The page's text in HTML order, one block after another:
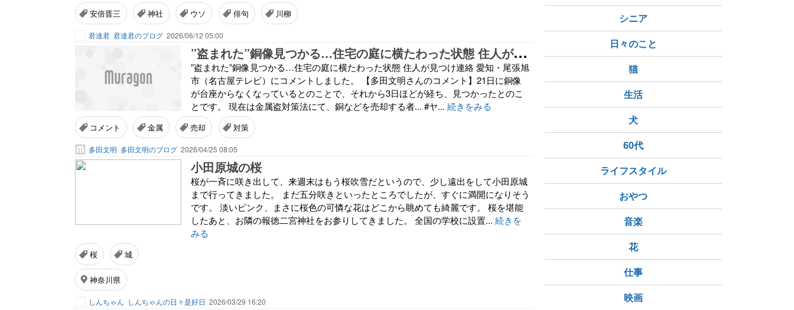
安倍晋三 神社 ウソ 俳句 川柳
君達君 君達君のブログ 2026/06/12 05:00
”
盗まれた”銅像見つかる…住宅の庭に横たわった状態 住人が見つけ連絡 愛知・尾張旭市（名古屋テレビ）にコメントしました。
”盗まれた”銅像見つかる…住宅の庭に横たわった状態 住人が見つけ連絡 愛知・尾張旭
市（名古屋テレビ）にコメントしました。 【多田文明さんのコメント】21日に銅像
が台座からなくなっているとのことで、それから3日ほどが経ち、見つかったとのこ
とです。 現在は金属盗対策法にて、銅などを売却する者... #ヤ... 続きをみる
コメント 金属 売却 対策
多田文明 多田文明のブログ 2026/04/25 08:05
小田原城の桜
桜が一斉に咲き出して、来週末はもう桜吹雪だというので、少し遠出をして小田原城
まで行ってきました。 まだ五分咲きといったところでしたが、すぐに満開になりそう
です。 淡いピンク、まさに桜色の可憐な花はどこから眺めても綺麗です。 桜を堪能
したあと、お隣の報徳二宮神社をお参りしてきました。 全国の学校に設置... 続きを
みる
桜 城
神奈川県
しんちゃん しんちゃんの日々是好日 2026/03/29 16:20
シニア
日々のこと
猫
生活
犬
60代
ライフスタイル
おやつ
音楽
花
仕事
映画